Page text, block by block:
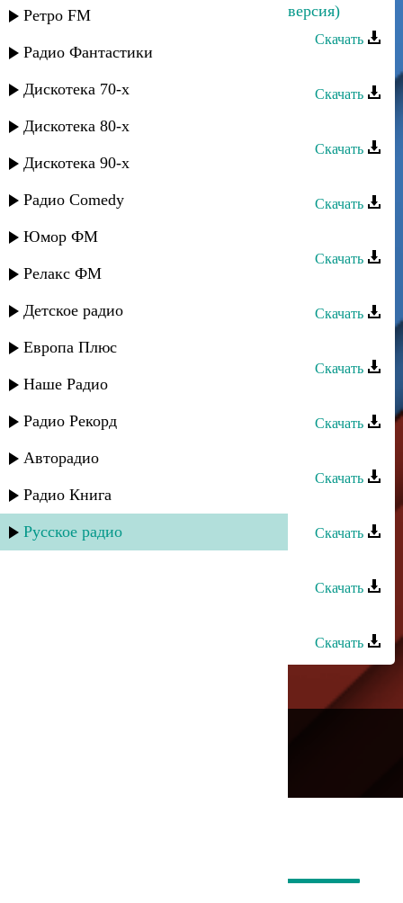
Ретро FM
Радио Фантастики
Дискотека 70-х
Дискотека 80-х
Дискотека 90-х
Радио Comedy
Юмор ФМ
Релакс ФМ
Детское радио
Европа Плюс
Наше Радио
Радио Рекорд
Авторадио
Радио Книга
Русское радио
Rido - Зачем я нужен тебе (полная версия)
Скачать
Rido и Digo - Как быть?
Скачать
Rido - Уходишь-уходи
Скачать
Скачать
Digo и Rido feat Nala - 2 судьбы
Скачать
Скачать
Rido - Настоящая любовь
Скачать
Rido - Саратов-Москва
Скачать
Скачать
Rido - Это уже не любовь
Скачать
Скачать
Скачать